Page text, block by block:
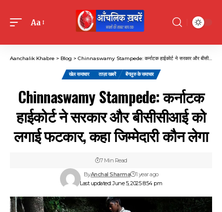
Font
Aa
Aanchalik Khabre > Blog > Chinnaswamy Stampede: कर्नाटक हाईकोर्ट ने सरकार और बीसीसीआई को लगाई फटकार, कहा जिम्मेदारी कौन लेगा
खेल समाचार ताज़ा खबरें बेंगलुरु के समाचार
Chinnaswamy Stampede: कर्नाटक
हाईकोर्ट ने सरकार और बीसीसीआई को
लगाई फटकार, कहा जिम्मेदारी कौन लेगा
Last updated: June 5, 2025 8:54 pm
ByAnchal Sharma 1 year ago
7 Min Read